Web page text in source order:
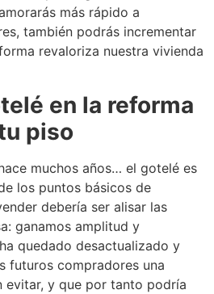
más rápido a
también podrás incrementar
revaloriza nuestra vivienda
en la reforma
piso
muchos años… el gotelé es
los puntos básicos de
debería ser alisar las
ganamos amplitud y
quedado desactualizado y
futuros compradores una
evitar, y que por tanto podría